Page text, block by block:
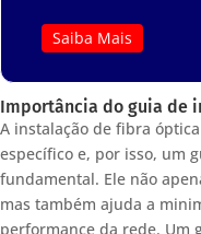
Saiba Mais
Importância do guia de
A instalação de fibra
específico e, por isso, um
fundamental. Ele não
mas também ajuda a
performance da rede. Um